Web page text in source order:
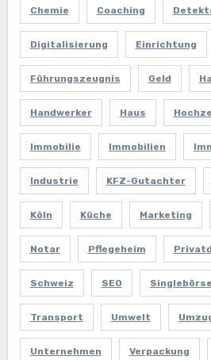
Chemie Coaching
Digitalisierung Einrichtung
Führungszeugnis Geld
Handwerker Haus
Immobilie Immobilien
Industrie KFZ-Gutachter
Köln Küche Marketing
Notar Pflegeheim
Schweiz SEO Singlebörse
Transport Umwelt
Unternehmen Verpackung